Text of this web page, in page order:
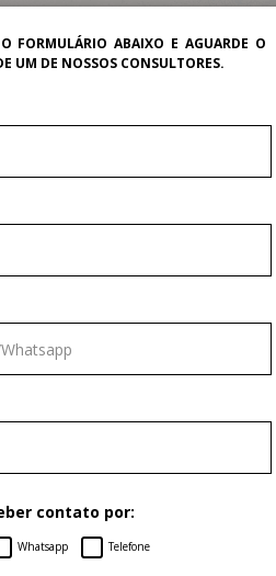
FORMULÁRIO ABAIXO E AGUARDE O
UM DE NOSSOS CONSULTORES.
contato por:
Whatsapp Telefone